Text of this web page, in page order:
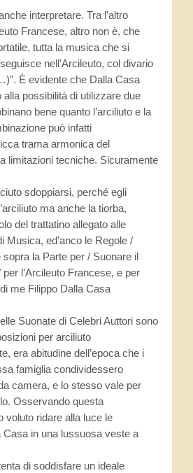
interpretare. Tra l’altro
Francese, altro non è, che
tutta la musica che si
nell'Arcileuto, col divario
È evidente che Dalla Casa
alla possibilità di utilizzare due
bene quanto l’arciliuto e la
può infatti
trama armonica del
limitazioni tecniche. Sicuramente
sdoppiarsi, perché egli
ma anche la tiorba,
del trattatino allegato alle
Musica, ed’anco le Regole /
la Parte per / Suonare il
l’Arcileuto Francese, e per
me Filippo Dalla Casa
Suonate di Celebri Auttori sono
per arciliuto
era abitudine dell’epoca che i
famiglia condividessero
camera, e lo stesso vale per
Osservando questa
voluto ridare alla luce le
Casa in una lussuosa veste a
di soddisfare un ideale